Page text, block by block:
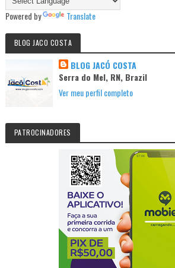
Powered by Translate
BLOG JACO COSTA
BLOG JACÓ COSTA
Serra do Mel, RN, Brazil
Ver meu perfil completo
PATROCINADORES